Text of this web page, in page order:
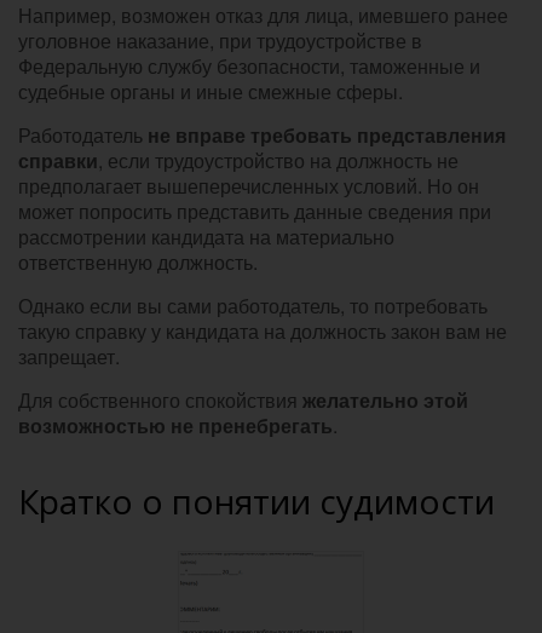
Например, возможен отказ для лица, имевшего ранее
уголовное наказание, при трудоустройстве в
Федеральную службу безопасности, таможенные и
судебные органы и иные смежные сферы.
Работодатель не вправе требовать представления
справки, если трудоустройство на должность не
предполагает вышеперечисленных условий. Но он
может попросить представить данные сведения при
рассмотрении кандидата на материально
ответственную должность.
Однако если вы сами работодатель, то потребовать
такую справку у кандидата на должность закон вам не
запрещает.
Для собственного спокойствия желательно этой
возможностью не пренебрегать.
Кратко о понятии судимости